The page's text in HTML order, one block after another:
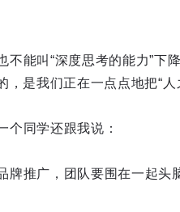
不能叫“深度思考的能力”下
，是我们正在一点点地把“
个同学还跟我说：
牌推广，团队要围在一起头